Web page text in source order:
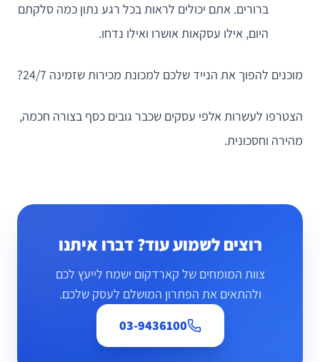
ברורים. אתם יכולים לראות בכל רגע נתון כמה סלקתם
היום, אילו עסקאות אושרו ואילו נדחו.
מוכנים להפוך את הנייד שלכם למכונת מכירות שזמינה 24/7?
הצטרפו לעשרות אלפי עסקים שכבר גובים כסף בצורה חכמה,
מהירה וחסכונית.
רוצים לשמוע עוד? דברו איתנו
צוות המומחים של קארדקום ישמח לייעץ לכם
ולהתאים את הפתרון המושלם לעסק שלכם.
03-9436100